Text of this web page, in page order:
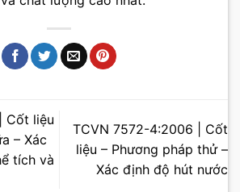
Cốt liệu
– Xác
tích và
TCVN 7572-4:2006 | Cốt
liệu – Phương pháp thử –
Xác định độ hút nước